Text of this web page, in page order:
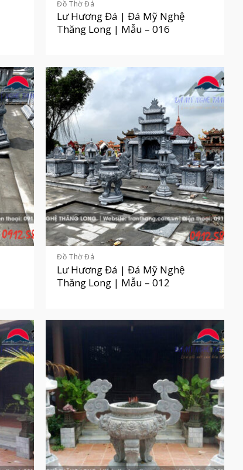
Đồ Thờ Đá
Lư Hương Đá | Đá Mỹ Nghệ
Thăng Long | Mẫu – 016
Đồ Thờ Đá
Lư Hương Đá | Đá Mỹ Nghệ
Thăng Long | Mẫu – 012